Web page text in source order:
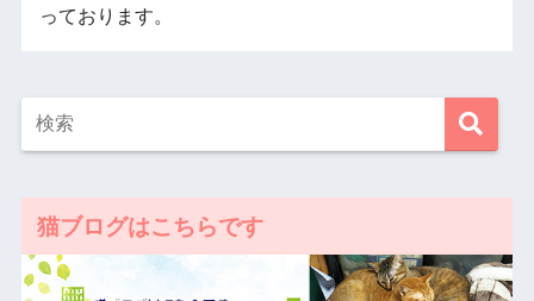
っております。
猫ブログはこちらです